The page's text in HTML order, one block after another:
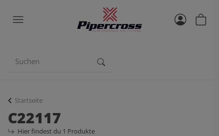
Startseite
C22117
Hier findest du 1 Produkte